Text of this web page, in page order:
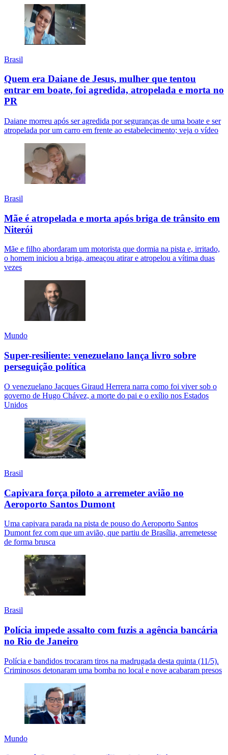
Brasil
Quem era Daiane de Jesus, mulher que tentou
entrar em boate, foi agredida, atropelada e morta no
PR
Daiane morreu após ser agredida por seguranças de uma boate e ser
atropelada por um carro em frente ao estabelecimento; veja o vídeo
Brasil
Mãe é atropelada e morta após briga de trânsito em
Niterói
Mãe e filho abordaram um motorista que dormia na pista e, irritado,
o homem iniciou a briga, ameaçou atirar e atropelou a vítima duas
vezes
Mundo
Super-resiliente: venezuelano lança livro sobre
perseguição política
O venezuelano Jacques Giraud Herrera narra como foi viver sob o
governo de Hugo Chávez, a morte do pai e o exílio nos Estados
Unidos
Brasil
Capivara força piloto a arremeter avião no
Aeroporto Santos Dumont
Uma capivara parada na pista de pouso do Aeroporto Santos
Dumont fez com que um avião, que partiu de Brasília, arremetesse
de forma brusca
Brasil
Polícia impede assalto com fuzis a agência bancária
no Rio de Janeiro
Polícia e bandidos trocaram tiros na madrugada desta quinta (11/5).
Criminosos detonaram uma bomba no local e nove acabaram presos
Mundo